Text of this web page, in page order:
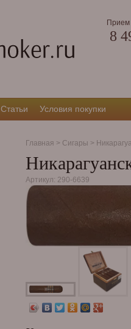
Прием
8
Статьи Условия покупки
Главная > Сигары >
Артикул: 290-6639